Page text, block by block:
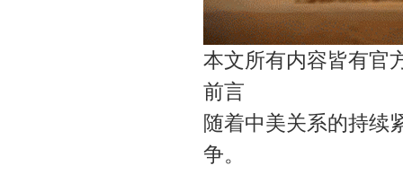
本文所有内容皆有官
前言
随着中美关系的持续
争。